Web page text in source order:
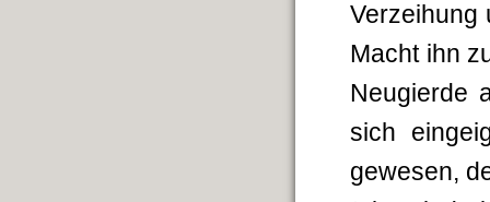
Verzeihung
Macht ihn
Neugierde
sich
gewesen,